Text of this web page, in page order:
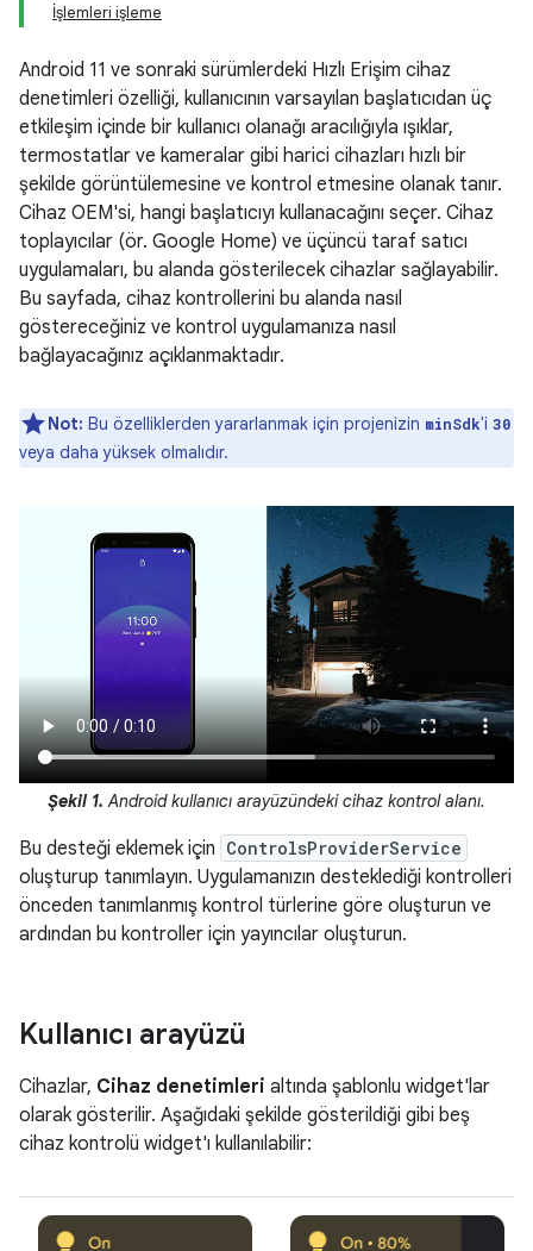
İşlemleri işleme
Android 11 ve sonraki sürümlerdeki Hızlı Erişim cihaz
denetimleri özelliği, kullanıcının varsayılan başlatıcıdan üç
etkileşim içinde bir kullanıcı olanağı aracılığıyla ışıklar,
termostatlar ve kameralar gibi harici cihazları hızlı bir
şekilde görüntülemesine ve kontrol etmesine olanak tanır.
Cihaz OEM'si, hangi başlatıcıyı kullanacağını seçer. Cihaz
toplayıcılar (ör. Google Home) ve üçüncü taraf satıcı
uygulamaları, bu alanda gösterilecek cihazlar sağlayabilir.
Bu sayfada, cihaz kontrollerini bu alanda nasıl
göstereceğiniz ve kontrol uygulamanıza nasıl
bağlayacağınız açıklanmaktadır.
Not: Bu özelliklerden yararlanmak için projenizin minSdk'i 30
veya daha yüksek olmalıdır.
Şekil 1. Android kullanıcı arayüzündeki cihaz kontrol alanı.
Bu desteği eklemek için ControlsProviderService
oluşturup tanımlayın. Uygulamanızın desteklediği kontrolleri
önceden tanımlanmış kontrol türlerine göre oluşturun ve
ardından bu kontroller için yayıncılar oluşturun.
Kullanıcı arayüzü
Cihazlar, Cihaz denetimleri altında şablonlu widget'lar
olarak gösterilir. Aşağıdaki şekilde gösterildiği gibi beş
cihaz kontrolü widget'ı kullanılabilir: